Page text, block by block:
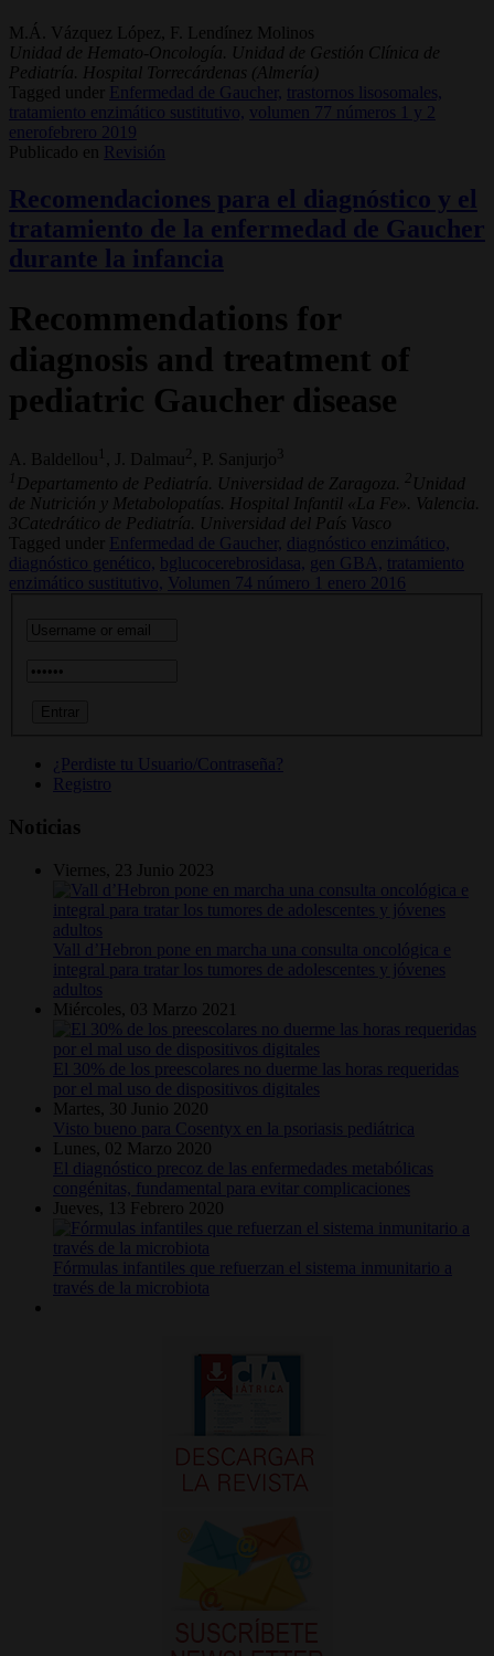
M.Á. Vázquez López, F. Lendínez Molinos
Unidad de Hemato-Oncología. Unidad de Gestión Clínica de
Pediatría. Hospital Torrecárdenas (Almería)
Tagged under
Enfermedad de Gaucher, trastornos lisosomales,
tratamiento enzimático sustitutivo, volumen 77 números 1 y 2
enerofebrero 2019
Publicado en Revisión
Recomendaciones para el diagnóstico y el
tratamiento de la enfermedad de Gaucher
durante la infancia
Recommendations for
diagnosis and treatment of
pediatric Gaucher disease
A. Baldellou 1 , J. Dalmau , P. Sanjurjo 3
1 Departamento de Pediatría. Universidad de Zaragoza. 2 Unidad
de Nutrición y Metabolopatías. Hospital Infantil «La Fe». Valencia.
3Catedrático de Pediatría. Universidad del País Vasco
Tagged under
Enfermedad de Gaucher,
diagnóstico enzimático,
diagnóstico genético, bglucocerebrosidasa, gen GBA,
tratamiento
enzimático sustitutivo,
Volumen 74 número 1 enero 2016
¿Perdiste tu Usuario/Contraseña?
Registro
Noticias
Viernes, 23 Junio 2023
Vall d’Hebron pone en marcha una consulta oncológica e
integral para tratar los tumores de adolescentes y jóvenes
adultos
Miércoles, 03 Marzo 2021
El 30% de los preescolares no duerme las horas requeridas
por el mal uso de dispositivos digitales
Martes, 30 Junio 2020
Visto bueno para Cosentyx en la psoriasis pediátrica
Lunes, 02 Marzo 2020
El diagnóstico precoz de las enfermedades metabólicas
congénitas, fundamental para evitar complicaciones
Jueves, 13 Febrero 2020
Fórmulas infantiles que refuerzan el sistema inmunitario a
través de la microbiota